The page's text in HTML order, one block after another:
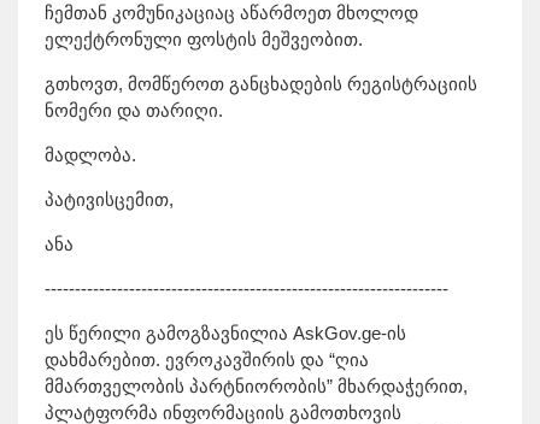
ჩემთან კომუნიკაციაც აწარმოეთ მხოლოდ
ელექტრონული ფოსტის მეშვეობით.
გთხოვთ, მომწეროთ განცხადების რეგისტრაციის
ნომერი და თარიღი.
მადლობა.
პატივისცემით,
ანა
-------------------------------------------------------------------
ეს წერილი გამოგზავნილია AskGov.ge-ის
დახმარებით. ევროკავშირის და “ღია
მმართველობის პარტნიორობის” მხარდაჭერით,
პლატფორმა ინფორმაციის გამოთხოვის